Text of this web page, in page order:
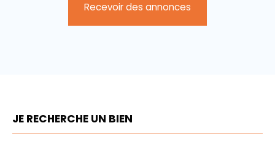
Recevoir des annonces
JE RECHERCHE UN BIEN